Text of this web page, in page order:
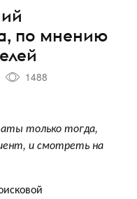
по мнению
1488
только тогда,
и смотреть на